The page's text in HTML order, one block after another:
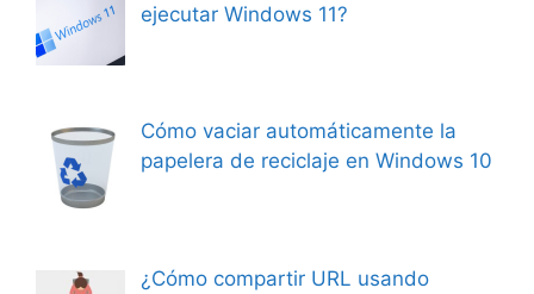
ejecutar Windows 11?
Cómo vaciar automáticamente la
papelera de reciclaje en Windows 10
¿Cómo compartir URL usando